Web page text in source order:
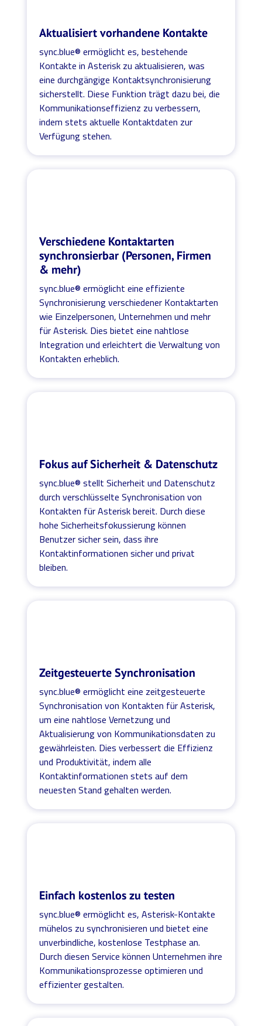
Aktualisiert vorhandene Kontakte
sync.blue® ermöglicht es, bestehende
Kontakte in Asterisk zu aktualisieren, was
eine durchgängige Kontaktsynchronisierung
sicherstellt. Diese Funktion trägt dazu bei, die
Kommunikationseffizienz zu verbessern,
indem stets aktuelle Kontaktdaten zur
Verfügung stehen.
Verschiedene Kontaktarten
synchronsierbar (Personen, Firmen
& mehr)
sync.blue® ermöglicht eine effiziente
Synchronisierung verschiedener Kontaktarten
wie Einzelpersonen, Unternehmen und mehr
für Asterisk. Dies bietet eine nahtlose
Integration und erleichtert die Verwaltung von
Kontakten erheblich.
Fokus auf Sicherheit & Datenschutz
sync.blue® stellt Sicherheit und Datenschutz
durch verschlüsselte Synchronisation von
Kontakten für Asterisk bereit. Durch diese
hohe Sicherheitsfokussierung können
Benutzer sicher sein, dass ihre
Kontaktinformationen sicher und privat
bleiben.
Zeitgesteuerte Synchronisation
sync.blue® ermöglicht eine zeitgesteuerte
Synchronisation von Kontakten für Asterisk,
um eine nahtlose Vernetzung und
Aktualisierung von Kommunikationsdaten zu
gewährleisten. Dies verbessert die Effizienz
und Produktivität, indem alle
Kontaktinformationen stets auf dem
neuesten Stand gehalten werden.
Einfach kostenlos zu testen
sync.blue® ermöglicht es, Asterisk-Kontakte
mühelos zu synchronisieren und bietet eine
unverbindliche, kostenlose Testphase an.
Durch diesen Service können Unternehmen ihre
Kommunikationsprozesse optimieren und
effizienter gestalten.